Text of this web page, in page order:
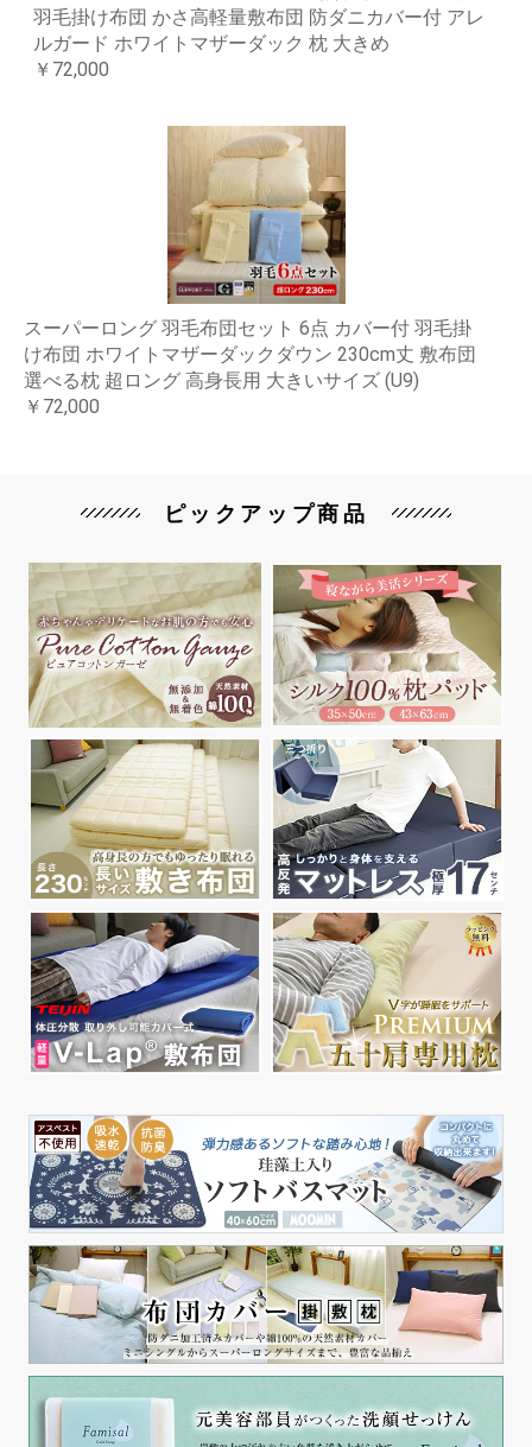
羽毛掛け布団 かさ高軽量敷布団 防ダニカバー付 アレ
ルガード ホワイトマザーダック 枕 大きめ
￥72,000
スーパーロング 羽毛布団セット 6点 カバー付 羽毛掛
け布団 ホワイトマザーダックダウン 230cm丈 敷布団
選べる枕 超ロング 高身長用 大きいサイズ (U9)
￥72,000
ピックアップ商品